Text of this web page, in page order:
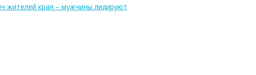
жителей края – мужчины лидируют